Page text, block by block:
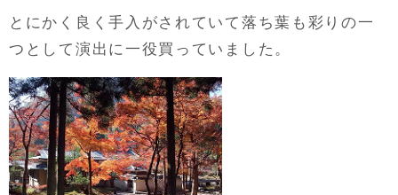
とにかく良く手入がされていて落ち葉も彩りの一
つとして演出に一役買っていました。